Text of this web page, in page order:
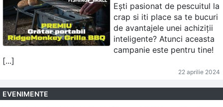
Ești pasionat de pescuitul la
crap si iti place sa te bucuri
de avantajele unei achiziții
inteligente? Atunci aceasta
campanie este pentru tine!
[...]
22 aprilie 2024
EVENIMENTE